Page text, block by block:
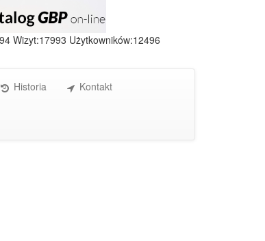
Wizyt:17993 Użytkowników:12496
Historia Kontakt